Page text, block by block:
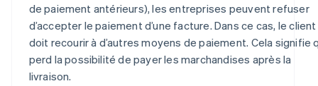
de paiement antérieurs), les entreprises peuvent refuser
d’accepter le paiement d’une facture. Dans ce cas, le client
doit recourir à d’autres moyens de paiement. Cela signifie
perd la possibilité de payer les marchandises après la
livraison.